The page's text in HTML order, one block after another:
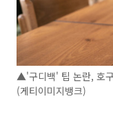
▲'구디백' 팁 논란, 호
(게티이미지뱅크)